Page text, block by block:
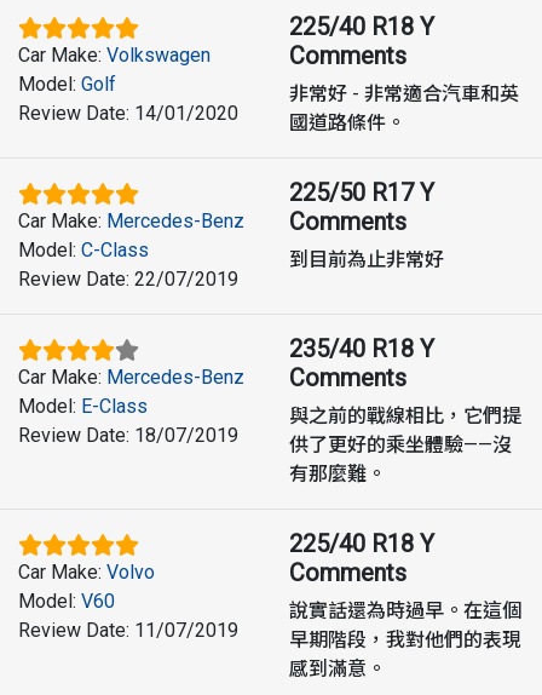
Car Make: Volkswagen
Model: Golf
Review Date: 14/01/2020
225/40 R18 Y
Comments
非常好 - 非常適合汽車和英
國道路條件。
Car Make: Mercedes-Benz
Model: C-Class
Review Date: 22/07/2019
225/50 R17 Y
Comments
到目前為止非常好
Car Make: Mercedes-Benz
Model: E-Class
Review Date: 18/07/2019
235/40 R18 Y
Comments
與之前的戰線相比，它們提
供了更好的乘坐體驗——沒
有那麼難。
Car Make: Volvo
Model: V60
Review Date: 11/07/2019
225/40 R18 Y
Comments
說實話還為時過早。在這個
早期階段，我對他們的表現
感到滿意。